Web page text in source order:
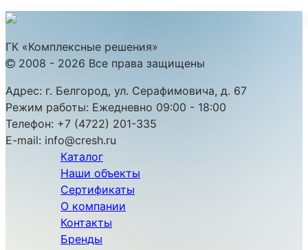
ГК «Комплексные решения»
2008 - 2026 Все права защищены
Адрес: г. Белгород, ул. Серафимовича, д. 67
Режим работы: Ежедневно 09:00 - 18:00
Телефон: +7 (4722) 201-335
E-mail: info@cresh.ru
Каталог
Наши объекты
Сертификаты
О компании
Контакты
Бренды